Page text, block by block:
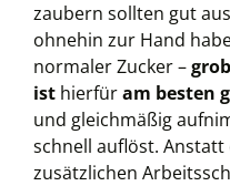
zaubern sollten gut
ohnehin zur Hand
normaler Zucker –
ist hierfüram besten
und gleichmäßig
schnell auflöst.
zusätzlichen